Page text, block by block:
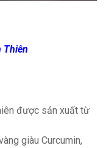
Thiên
được sản xuất từ
giàu Curcumin,